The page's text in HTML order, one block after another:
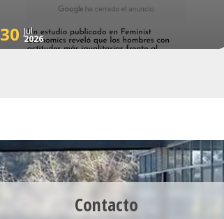
30 Jul
2026
Contacto